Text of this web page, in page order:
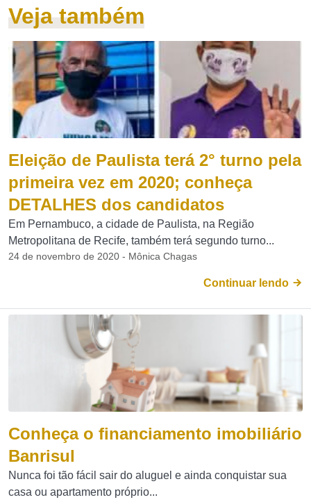
Veja também
Eleição de Paulista terá 2° turno pela
primeira vez em 2020; conheça
DETALHES dos candidatos
Em Pernambuco, a cidade de Paulista, na Região
Metropolitana de Recife, também terá segundo turno...
24 de novembro de 2020 - Mônica Chagas
Continuar lendo
Conheça o financiamento imobiliário
Banrisul
Nunca foi tão fácil sair do aluguel e ainda conquistar sua
casa ou apartamento próprio...